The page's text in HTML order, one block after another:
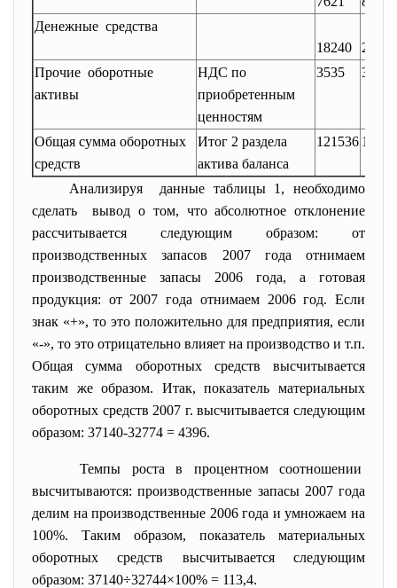
Денежные средства
18240
24763
Прочие оборотные
активы
НДС по
приобретенным
ценностям
3535 3896
Общая сумма оборотных
средств
Итог 2 раздела
актива баланса
121536
Анализируя данные таблицы 1, необходимо
сделать вывод о том, что абсолютное отклонение
рассчитывается следующим образом: от
производственных запасов 2007 года отнимаем
производственные запасы 2006 года, а готовая
продукция: от 2007 года отнимаем 2006 год. Если
знак «+», то это положительно для предприятия, если
«-», то это отрицательно влияет на производство и т.п.
Общая сумма оборотных средств высчитывается
таким же образом. Итак, показатель материальных
оборотных средств 2007 г. высчитывается следующим
образом: 37140-32774 = 4396.
Темпы роста в процентном соотношении
высчитываются: производственные запасы 2007 года
делим на производственные 2006 года и умножаем на
100%. Таким образом, показатель материальных
оборотных средств высчитывается следующим
образом: 37140÷32744×100% = 113,4.